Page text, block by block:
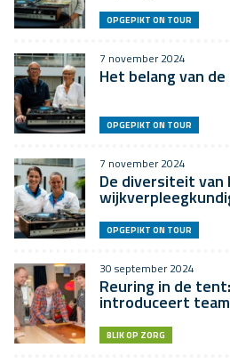
OPGEPIKT ON TOUR
7 november 2024
Het belang van
OPGEPIKT ON TOUR
7 november 2024
De diversiteit van
OPGEPIKT ON TOUR
30 september 2024
Reuring in de
introduceert
BLIK OP ZORG